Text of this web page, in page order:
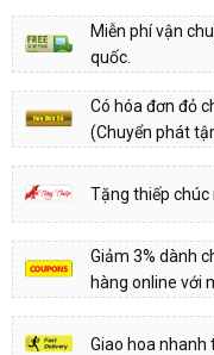
Miễn phí vận
quốc.
Có hóa đơn đỏ
(Chuyển phát
Tặng thiếp chúc
Giảm 3% dành
hàng online với
Giao hoa nhanh